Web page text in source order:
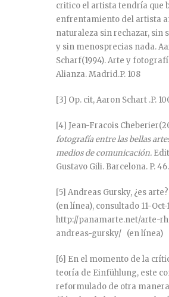
critico el artista tendría que
enfrentamiento del artista
naturaleza sin rechazar, sin
y sin menosprecias nada.
Scharf(1994). Arte y
Alianza. Madrid.P. 108
[3] Op. cit, Aaron Schart .P.
[4] Jean-Fracois
fotografía entre las bellas
medios de comunicación.
Gustavo Gili. Barcelona. P. 46.
[5] Andreas Gursky, ¿es
(en línea), consultado 11-Oct-
http://panamarte.net/arte-
andreas-gursky/ (en línea)
[6] En el momento de la
teoría de Einfühlung, este
reformulado de otra